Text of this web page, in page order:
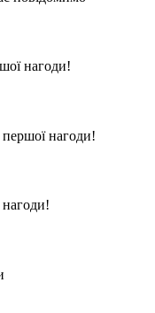
нагоди!
нагоди!
нагоди!